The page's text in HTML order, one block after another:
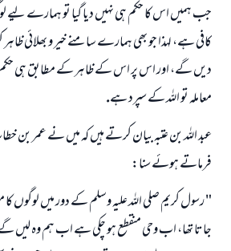
جب ہميں اس كا حكم ہى نہيں ديا گيا تو ہمارے ليے
كافى ہے، لہذا جو بھى ہمارے سامنے خير و بھلائى
ديں گے، اور اس پر اس كے ظاہر كے مطابق ہى حكم
معاملہ تو اللہ كے سپرد ہے.
عبد اللہ بن عتبہ بيان كرتے ہيں كہ ميں نے عمر بن
فرماتے ہوئے سنا:
" رسول كريم صلى اللہ عليہ وسلم كے دور ميں لوگوں
جاتا تھا، اب وحى منقطع ہو چكى ہے اب ہم وہ